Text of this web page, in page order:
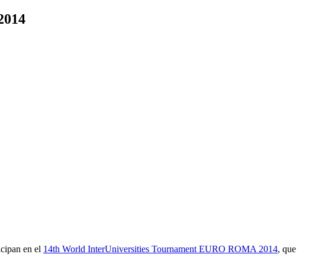
en el 14th World InterUniversities Tournament EURO ROMA 2014, que